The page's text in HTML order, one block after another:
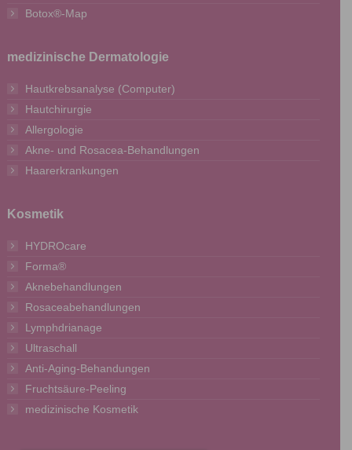
Botox®-Map
medizinische Dermatologie
Hautkrebsanalyse (Computer)
Hautchirurgie
Allergologie
Akne- und Rosacea-Behandlungen
Haarerkrankungen
Kosmetik
HYDROcare
Forma®
Aknebehandlungen
Rosaceabehandlungen
Lymphdrianage
Ultraschall
Anti-Aging-Behandungen
Fruchtsäure-Peeling
medizinische Kosmetik